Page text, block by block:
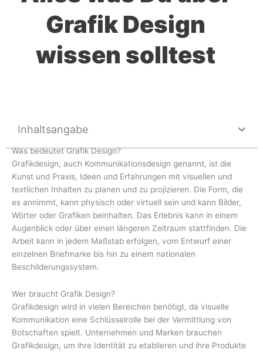
Grafik Design
wissen solltest
Inhaltsangabe
Was bedeutet Grafik Design?
Grafikdesign, auch Kommunikationsdesign genannt, ist die
Kunst und Praxis, Ideen und Erfahrungen mit visuellen und
textlichen Inhalten zu planen und zu projizieren. Die Form, die
es annimmt, kann physisch oder virtuell sein und kann Bilder,
Wörter oder Grafiken beinhalten. Das Erlebnis kann in einem
Augenblick oder über einen längeren Zeitraum stattfinden. Die
Arbeit kann in jedem Maßstab erfolgen, vom Entwurf einer
einzelnen Briefmarke bis hin zu einem nationalen
Beschilderungssystem.
Wer braucht Grafik Design?
Grafikdesign wird in vielen Bereichen benötigt, da visuelle
Kommunikation eine Schlüsselrolle bei der Vermittlung von
Botschaften spielt. Unternehmen und Marken brauchen
Grafikdesign, um ihre Identität zu etablieren und ihre Produkte